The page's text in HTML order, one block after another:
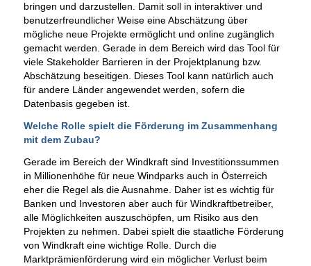
bringen und darzustellen. Damit soll in interaktiver und
benutzerfreundlicher Weise eine Abschätzung über
mögliche neue Projekte ermöglicht und online zugänglich
gemacht werden. Gerade in dem Bereich wird das Tool für
viele Stakeholder Barrieren in der Projektplanung bzw.
Abschätzung beseitigen. Dieses Tool kann natürlich auch
für andere Länder angewendet werden, sofern die
Datenbasis gegeben ist.
Welche Rolle spielt die Förderung im Zusammenhang
mit dem Zubau?
Gerade im Bereich der Windkraft sind Investitionssummen
in Millionenhöhe für neue Windparks auch in Österreich
eher die Regel als die Ausnahme. Daher ist es wichtig für
Banken und Investoren aber auch für Windkraftbetreiber,
alle Möglichkeiten auszuschöpfen, um Risiko aus den
Projekten zu nehmen. Dabei spielt die staatliche Förderung
von Windkraft eine wichtige Rolle. Durch die
Marktprämienförderung wird ein möglicher Verlust beim